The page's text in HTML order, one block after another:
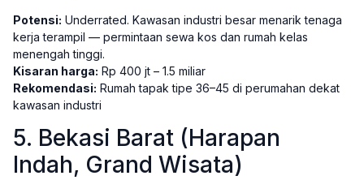
Potensi: Underrated. Kawasan industri besar menarik tenaga
kerja terampil — permintaan sewa kos dan rumah kelas
menengah tinggi.
Kisaran harga: Rp 400 jt – 1.5 miliar
Rekomendasi: Rumah tapak tipe 36–45 di perumahan dekat
kawasan industri
5. Bekasi Barat (Harapan
Indah, Grand Wisata)